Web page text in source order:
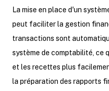
La mise en place d'un
peut faciliter la gestion
transactions sont
système de comptabilité, ce
et les recettes plus
la préparation des rapports